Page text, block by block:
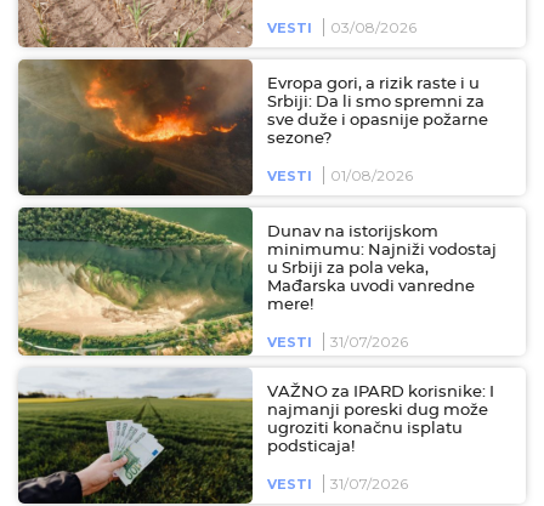
VESTI 03/08/2026
Evropa gori, a rizik raste i u
Srbiji: Da li smo spremni za
sve duže i opasnije požarne
sezone?
VESTI 01/08/2026
Dunav na istorijskom
minimumu: Najniži vodostaj
u Srbiji za pola veka,
Mađarska uvodi vanredne
mere!
VESTI 31/07/2026
VAŽNO za IPARD korisnike: I
najmanji poreski dug može
ugroziti konačnu isplatu
podsticaja!
VESTI 31/07/2026